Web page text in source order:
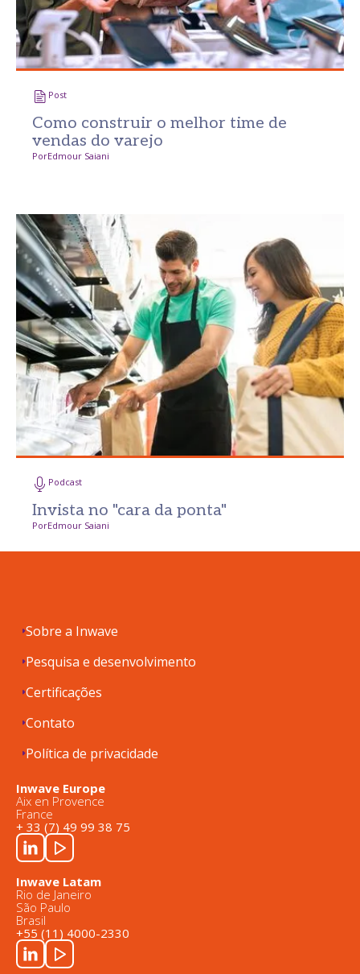
Post
Como construir o melhor time de
vendas do varejo
PorEdmour Saiani
Podcast
Invista no "cara da ponta"
PorEdmour Saiani
Sobre a Inwave
Pesquisa e desenvolvimento
Certificações
Contato
Política de privacidade
Inwave Europe
Aix en Provence
France
+ 33 (7) 49 99 38 75
Inwave Latam
Rio de Janeiro
São Paulo
Brasil
+55 (11) 4000-2330